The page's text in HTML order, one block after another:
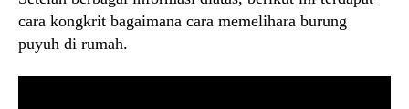
cara kongkrit bagaimana cara memelihara burung
puyuh di rumah.